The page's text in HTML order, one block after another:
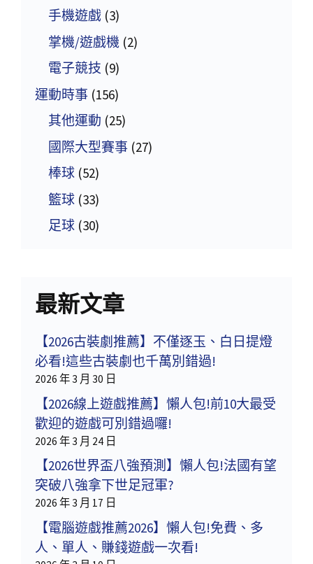
手機遊戲 (3)
掌機/遊戲機 (2)
電子競技 (9)
運動時事 (156)
其他運動 (25)
國際大型賽事 (27)
棒球 (52)
籃球 (33)
足球 (30)
最新文章
【2026古裝劇推薦】不僅逐玉、白日提燈
必看!這些古裝劇也千萬別錯過!
2026 年 3 月 30 日
【2026線上遊戲推薦】懶人包!前10大最受
歡迎的遊戲可別錯過囉!
2026 年 3 月 24 日
【2026世界盃八強預測】懶人包!法國有望
突破八強拿下世足冠軍?
2026 年 3 月 17 日
【電腦遊戲推薦2026】懶人包!免費、多
人、單人、賺錢遊戲一次看!